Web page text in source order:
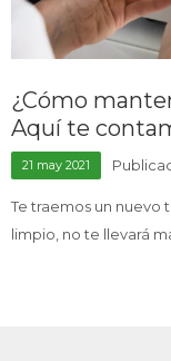
¿Cómo
Aquí te
21 may 2021
Te traemos un nuevo
limpio, no te llevará